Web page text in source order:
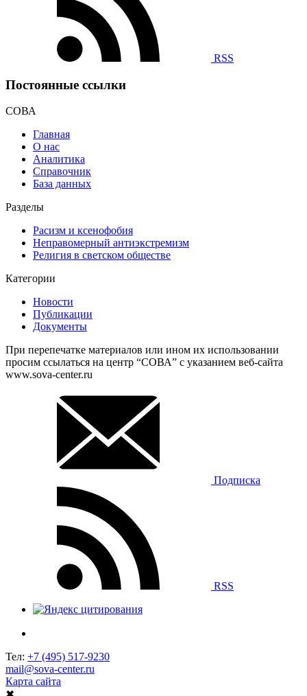
RSS
Постоянные ссылки
СОВА
Главная
О нас
Аналитика
Справочник
База данных
Разделы
Расизм и ксенофобия
Неправомерный антиэкстремизм
Религия в светском обществе
Категории
Новости
Публикации
Документы
При перепечатке материалов или ином их использовании
просим ссылаться на центр “СОВА” с указанием веб-сайта
www.sova-center.ru
Подписка
RSS
Тел: +7 (495) 517-9230
mail@sova-center.ru
Карта сайта